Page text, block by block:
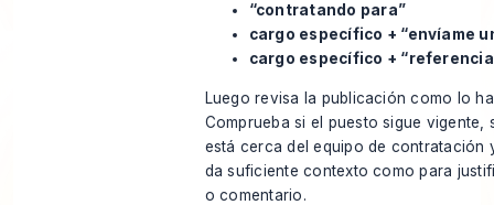
“contratando para”
cargo específico + “envíame
cargo específico +
Luego revisa la publicación como lo
Comprueba si el puesto sigue vigente,
está cerca del equipo de contratación
da suficiente contexto como para
o comentario.